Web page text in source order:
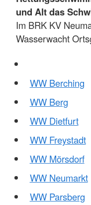
und Alt das
Im BRK KV
Wasserwacht
WW Berching
WW Berg
WW Dietfurt
WW Freystadt
WW Mörsdorf
WW Neumarkt
WW Parsberg